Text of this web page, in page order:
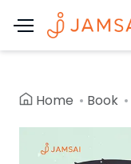
Home Book